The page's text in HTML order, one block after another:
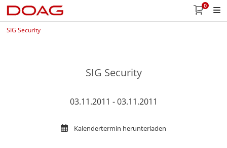
0
SIG Security
SIG Security
03.11.2011 - 03.11.2011
Kalendertermin herunterladen